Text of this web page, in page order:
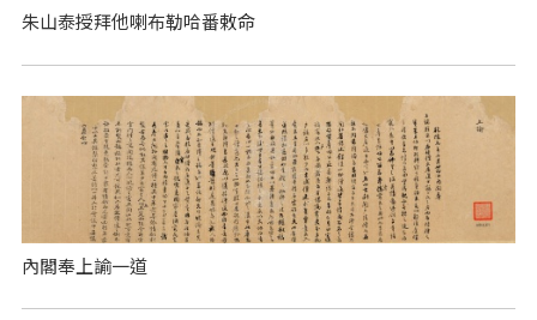
朱山泰授拜他喇布勒哈番敕命
內閣奉上諭一道